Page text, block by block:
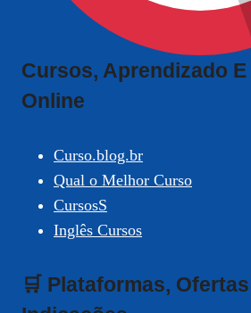
Cursos, Aprendizado
Online
Curso.blog.br
Qual o Melhor Curso
CursosS
Inglês Cursos
🛒 Plataformas,